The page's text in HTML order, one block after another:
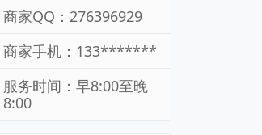
商家QQ：276396929
商家手机：133*******
服务时间：早8:00至晚
8:00